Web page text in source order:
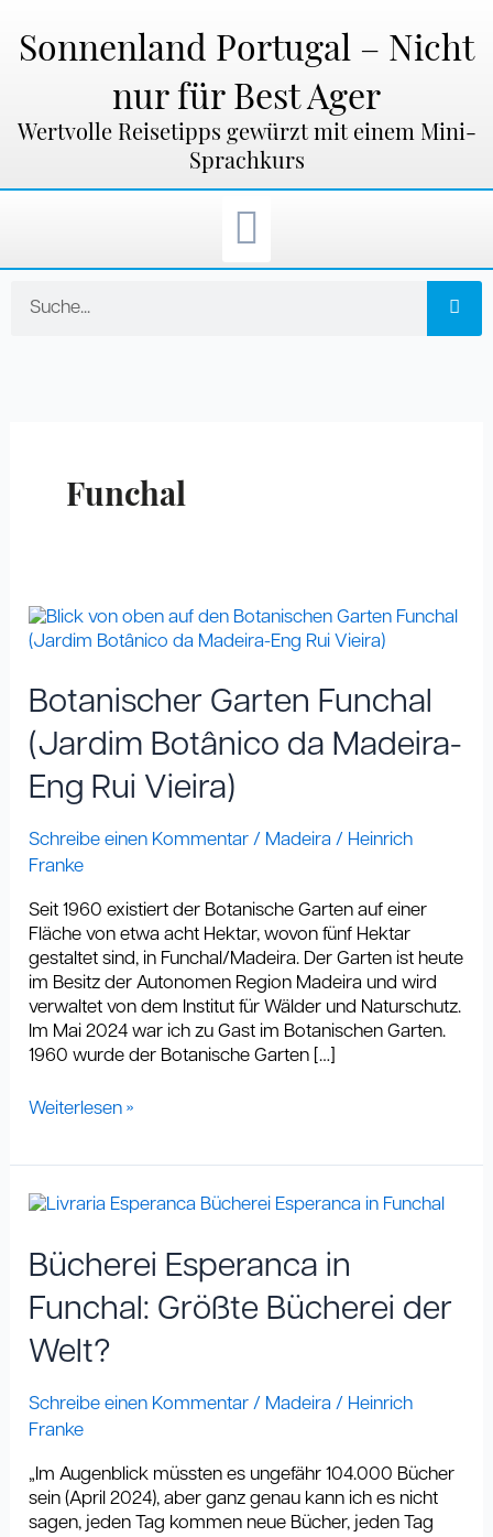
Inhalt
springen
Sonnenland Portugal – Nicht
nur für Best Ager
Wertvolle Reisetipps gewürzt mit einem Mini-
Sprachkurs
Funchal
Botanischer Garten Funchal
(Jardim Botânico da Madeira-
Eng Rui Vieira)
Schreibe einen Kommentar / Madeira / Heinrich
Franke
Seit 1960 existiert der Botanische Garten auf einer
Fläche von etwa acht Hektar, wovon fünf Hektar
gestaltet sind, in Funchal/Madeira. Der Garten ist heute
im Besitz der Autonomen Region Madeira und wird
verwaltet von dem Institut für Wälder und Naturschutz.
Im Mai 2024 war ich zu Gast im Botanischen Garten.
1960 wurde der Botanische Garten […]
Botanischer
Garten
(Jardim
Botânico
da
Madeira-
Eng
Vieira)
Weiterlesen »
Bücherei Esperanca in
Funchal: Größte Bücherei der
Welt?
Schreibe einen Kommentar / Madeira / Heinrich
Franke
„Im Augenblick müssten es ungefähr 104.000 Bücher
sein (April 2024), aber ganz genau kann ich es nicht
sagen, jeden Tag kommen neue Bücher, jeden Tag
Bücherei
in
Funchal:
Größte
Bücherei
der